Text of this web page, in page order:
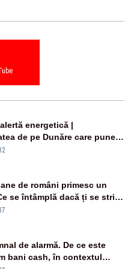
energetică |
de pe Dunăre care pune
Cernavodă era
de români primesc un
se întâmplă dacă ți se strică
de alarmă. De ce este
bani cash, în contextul